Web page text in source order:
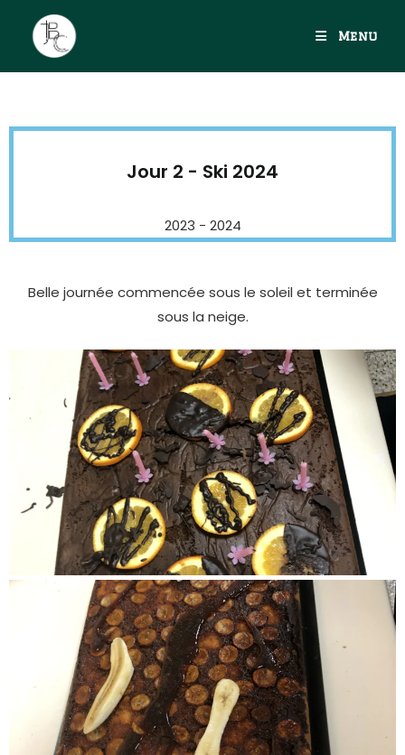
Menu
Jour 2 - Ski 2024
2023 - 2024
Belle journée commencée sous le soleil et terminée
sous la neige.